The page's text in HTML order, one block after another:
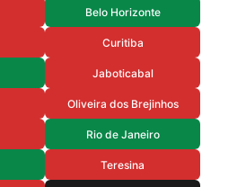
Belo Horizonte
Curitiba
Jaboticabal
Oliveira dos Brejinhos
Rio de Janeiro
Teresina